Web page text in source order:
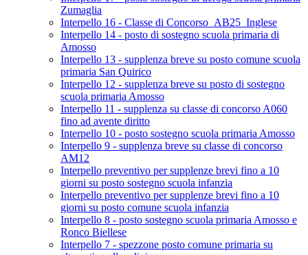
Zumaglia
Interpello 16 - Classe di Concorso_AB25_Inglese
Interpello 14 - posto di sostegno scuola primaria di
Amosso
Interpello 13 - supplenza breve su posto comune scuola
primaria San Quirico
Interpello 12 - supplenza breve su posto di sostegno
scuola primaria Amosso
Interpello 11 - supplenza su classe di concorso A060
fino ad avente diritto
Interpello 10 - posto sostegno scuola primaria Amosso
Interpello 9 - supplenza breve su classe di concorso
AM12
Interpello preventivo per supplenze brevi fino a 10
giorni su posto sostegno scuola infanzia
Interpello preventivo per supplenze brevi fino a 10
giorni su posto comune scuola infanzia
Interpello 8 - posto sostegno scuola primaria Amosso e
Ronco Biellese
Interpello 7 - spezzone posto comune primaria su